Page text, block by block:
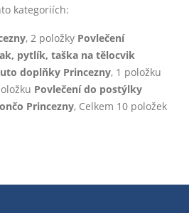
kategoriích:
, 2 položky Povlečení
pytlík, taška na tělocvik
doplňky Princezny, 1 položku
Povlečení do postýlky
Princezny, Celkem 10 položek